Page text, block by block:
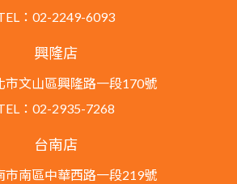
：02-2249-6093
興隆店
市文山區興隆路一段170號
：02-2935-7268
台南店
市南區中華西路一段219號